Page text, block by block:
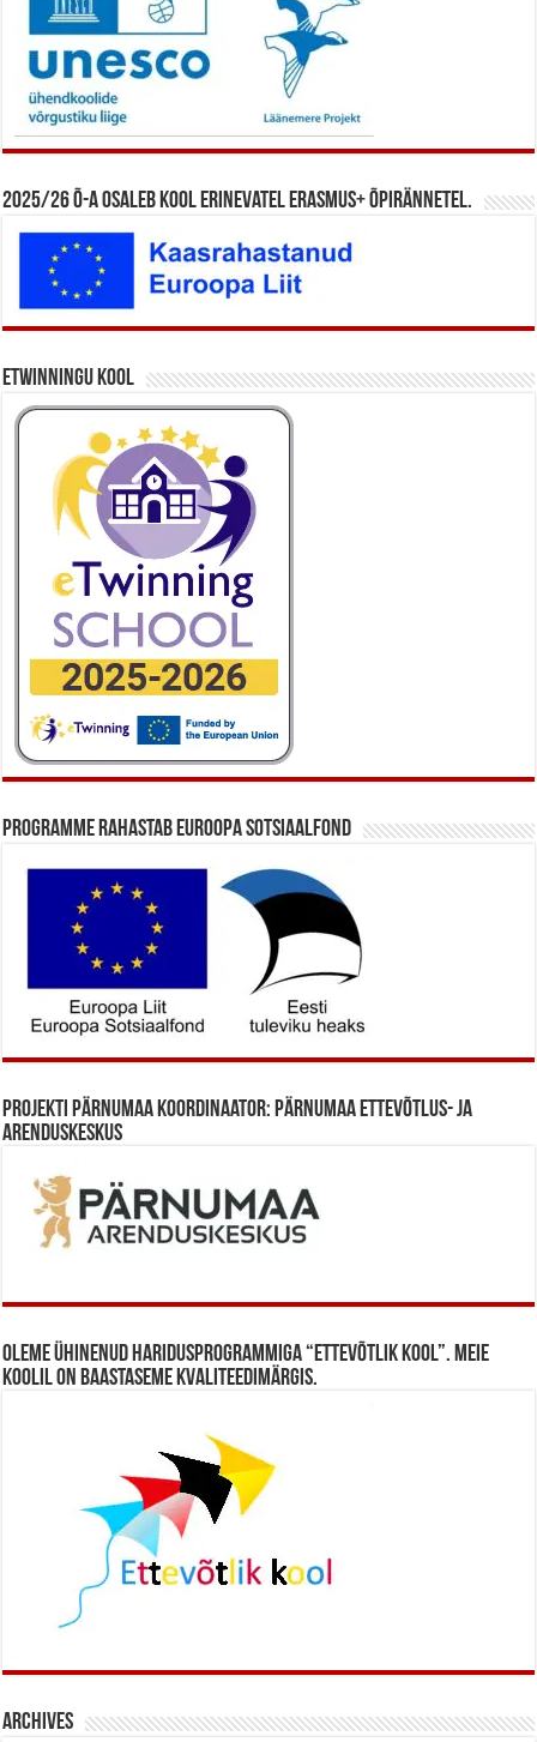
2025/26 õ-a osaleb kool erinevatel Erasmus+ õpirännetel.
eTwinningu kool
Programme rahastab Euroopa Sotsiaalfond
Projekti Pärnumaa koordinaator: Pärnumaa Ettevõtlus- ja
Arenduskeskus
Oleme ühinenud haridusprogrammiga “Ettevõtlik Kool”. Meie
koolil on baastaseme kvaliteedimärgis.
Archives